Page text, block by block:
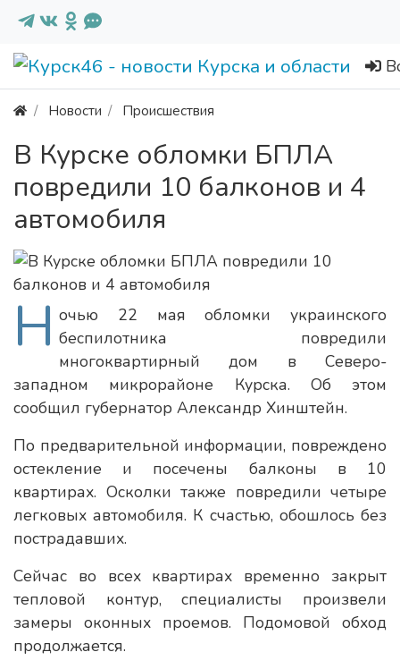
Новости Происшествия
В Курске обломки БПЛА
повредили 10 балконов и 4
автомобиля
Н очью 22 мая обломки украинского
беспилотника повредили
многоквартирный дом в Северо-
западном микрорайоне Курска. Об этом
сообщил губернатор Александр Хинштейн.
По предварительной информации, повреждено
остекление и посечены балконы в 10
квартирах. Осколки также повредили четыре
легковых автомобиля. К счастью, обошлось без
пострадавших.
Сейчас во всех квартирах временно закрыт
тепловой контур, специалисты произвели
замеры оконных проемов. Подомовой обход
продолжается.